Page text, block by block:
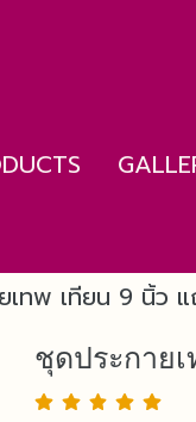
เทพ เทียน 9 นิ้ว
ชุดประกาย